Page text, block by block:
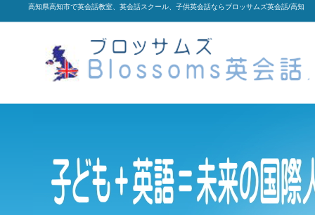
高知県高知市で英会話教室、英会話スクール、子供英会話ならブロッサムズ英会話/高知